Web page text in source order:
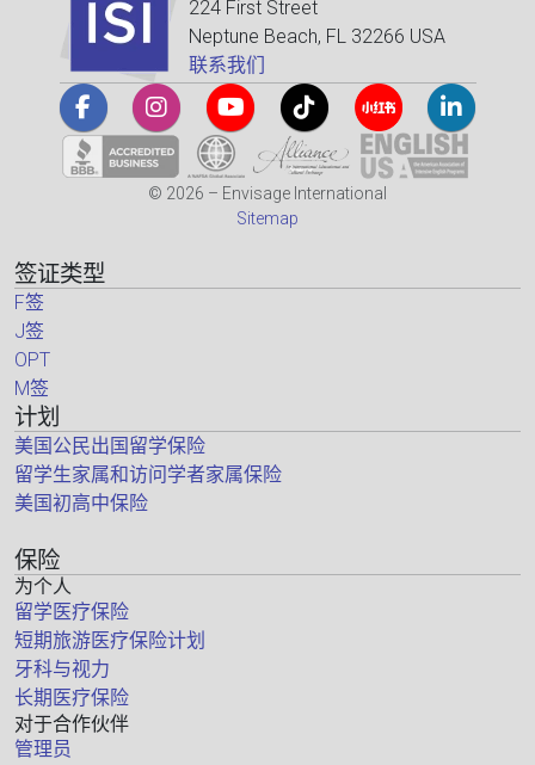
224 First Street
Neptune Beach, FL 32266 USA
联系我们
© 2026 – Envisage International
Sitemap
签证类型
F签
J签
OPT
M签
计划
美国公民出国留学保险
留学生家属和访问学者家属保险
美国初高中保险
保险
为个人
留学医疗保险
短期旅游医疗保险计划
牙科与视力
长期医疗保险
对于合作伙伴
管理员